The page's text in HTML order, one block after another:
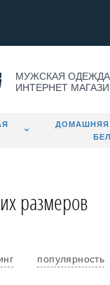
МУЖСКАЯ
ИНТЕРНЕТ
ДОМАШНЯЯ
размеров
популярность